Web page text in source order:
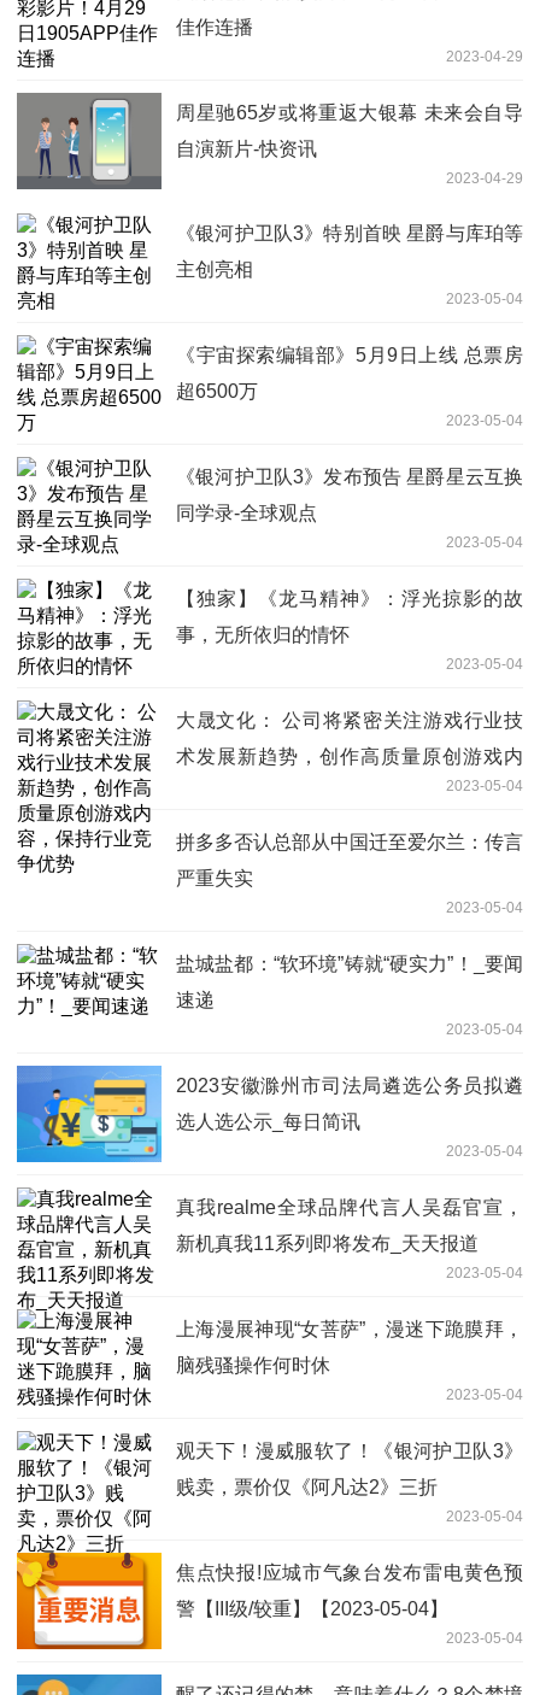
佳作连播
2023-04-29
周星驰65岁或将重返大银幕 未来会自导
自演新片-快资讯
2023-04-29
《银河护卫队3》特别首映 星爵与库珀等
主创亮相
2023-05-04
《宇宙探索编辑部》5月9日上线 总票房
超6500万
2023-05-04
《银河护卫队3》发布预告 星爵星云互换
同学录-全球观点
2023-05-04
【独家】《龙马精神》：浮光掠影的故
事，无所依归的情怀
2023-05-04
大晟文化： 公司将紧密关注游戏行业技
术发展新趋势，创作高质量原创游戏内
2023-05-04
拼多多否认总部从中国迁至爱尔兰：传言
严重失实
2023-05-04
盐城盐都：“软环境”铸就“硬实力”！_要闻
速递
2023-05-04
2023安徽滁州市司法局遴选公务员拟遴
选人选公示_每日简讯
2023-05-04
真我realme全球品牌代言人吴磊官宣，
新机真我11系列即将发布_天天报道
2023-05-04
上海漫展神现“女菩萨”，漫迷下跪膜拜，
脑残骚操作何时休
2023-05-04
观天下！漫威服软了！《银河护卫队3》
贱卖，票价仅《阿凡达2》三折
2023-05-04
焦点快报!应城市气象台发布雷电黄色预
警【III级/较重】【2023-05-04】
2023-05-04